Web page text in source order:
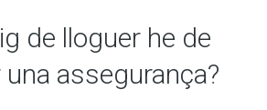
de lloguer he de
assegurança?